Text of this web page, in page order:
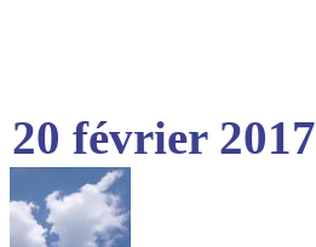
20 février 2017